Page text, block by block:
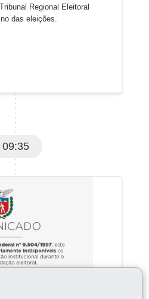
Regional Eleitoral
das eleições.
09:35